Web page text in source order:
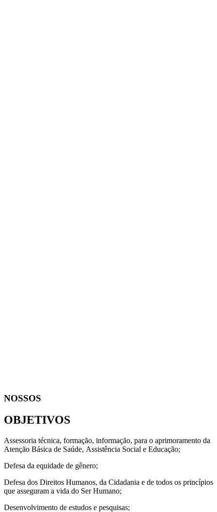
NOSSOS
OBJETIVOS
Assessoria técnica, formação, informação, para o aprimoramento da
Atenção Básica de Saúde, Assistência Social e Educação;
Defesa da equidade de gênero;
Defesa dos Direitos Humanos, da Cidadania e de todos os princípios
que asseguram a vida do Ser Humano;
Desenvolvimento de estudos e pesquisas;